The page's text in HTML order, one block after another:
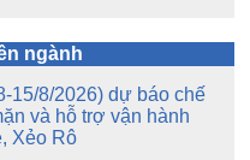
ngành
15/8/2026) dự báo chế
và hỗ trợ vận hành
Xẻo Rô